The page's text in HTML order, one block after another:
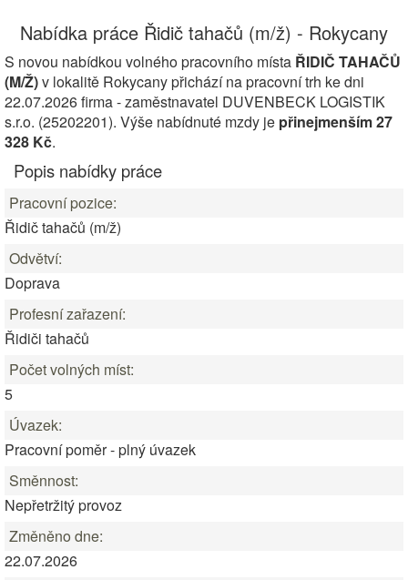
Nabídka práce Řidič tahačů (m/ž) - Rokycany
S novou nabídkou volného pracovního místa ŘIDIČ TAHAČŮ
(M/Ž)v lokalitě Rokycany přichází na pracovní trh ke dni
22.07.2026 firma - zaměstnavatel DUVENBECK LOGISTIK
s.r.o. (25202201). Výše nabídnuté mzdy je přinejmenším 27
328 Kč.
Popis nabídky práce
Pracovní pozice:
Řidič tahačů (m/ž)
Odvětví:
Doprava
Profesní zařazení:
Řidiči tahačů
Počet volných míst:
5
Úvazek:
Pracovní poměr - plný úvazek
Směnnost:
Nepřetržitý provoz
Změněno dne:
22.07.2026